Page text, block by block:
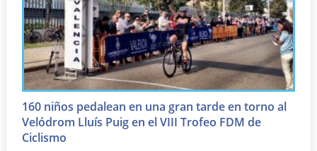
160 niños pedalean en una gran tarde en torno al
Velódrom Lluís Puig en el VIII Trofeo FDM de
Ciclismo